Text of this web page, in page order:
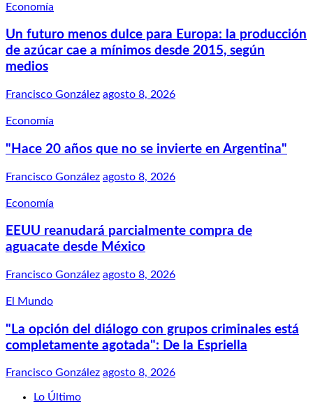
Economía
Un futuro menos dulce para Europa: la producción
de azúcar cae a mínimos desde 2015, según
medios
Francisco González agosto 8, 2026
Economía
"Hace 20 años que no se invierte en Argentina"
Francisco González agosto 8, 2026
Economía
EEUU reanudará parcialmente compra de
aguacate desde México
Francisco González agosto 8, 2026
El Mundo
"La opción del diálogo con grupos criminales está
completamente agotada": De la Espriella
Francisco González agosto 8, 2026
Lo Último